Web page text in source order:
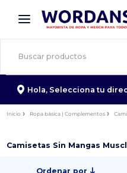
× App de Wordans
¡Mejores precios en
Hola, Selecciona tu
Inicio Ropa básica | Complementos
Camisetas Sin Mangas
Ordenar por